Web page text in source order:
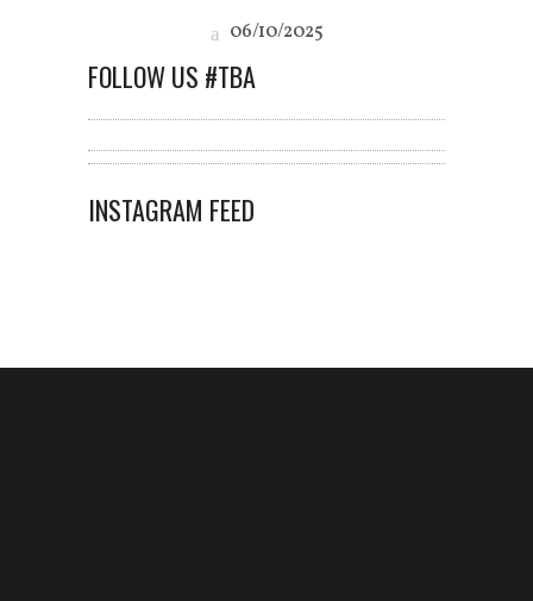
06/10/2025
FOLLOW US #TBA
INSTAGRAM FEED